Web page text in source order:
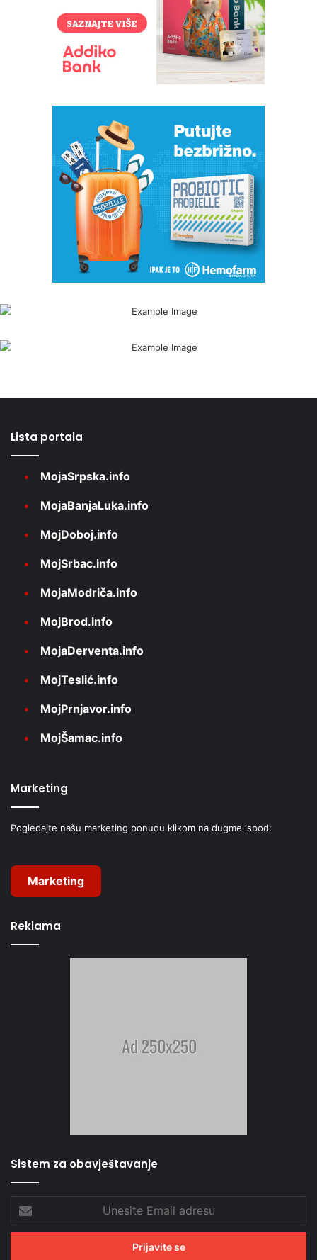
Lista portala
MojaSrpska.info
MojaBanjaLuka.info
MojDoboj.info
MojSrbac.info
MojaModriča.info
MojBrod.info
MojaDerventa.info
MojTeslić.info
MojPrnjavor.info
MojŠamac.info
Marketing
Pogledajte našu marketing ponudu klikom na dugme ispod:
Marketing
Reklama
Sistem za obavještavanje
Unesite
Email
adresu